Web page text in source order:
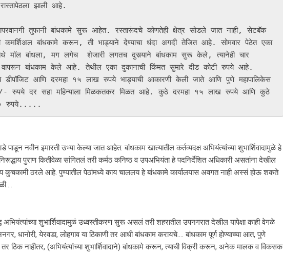
झाली आहे.
तुफानी बांधकामे सुरू आहेत. रस्तारूंदचे कोणतेही क्षेत्र सोडले जात नाही, सेटबॅक
कमर्शिअल बांधकामे करून, ती भाड्याने देण्याचा धंदा अगदी तेजित आहे. सोमवार पेठेत एका
मॉल बांधला, मग लगेच  शेजारी लगतच दुसर्‍याने बांधकाम सुरू केले, त्यानेही चार
बांधकाम केले आहे. तेथील एका दुकानाची किंमत सुमारे दीड कोटी रुपये आहे.
आणि दरमहा १५ लाख रुपये भाड्याची आकारणी केली जाते आणि पुणे महापालिकेस
रुपये दर सहा महिन्याला मिळकतकर मिळत आहे. कुठे दरमहा १५ लाख रुपये आणि कुठे
पाडून नवीन इमारती उभ्या केल्या जात आहेत. बांधकाम खात्यातील कर्तव्यदक्ष अभियंत्यांच्या शुभार्शिवादामुळे हे
पुराण कितीवेळा सांगितलं तरी कर्मठ कनिष्ठ व उपअभियंता हे पदनिर्देशित अधिकारी असतांना देखील
कुचकामी ठरले आहे. पुण्यातील पेठांमध्ये काय चाललय हे बांधकामे कार्यालयास अवगत नाही अस्सं होऊ शकते
अभियंत्यांच्या शुभार्शिवादामुळं उध्वस्तीकरण सुरू असलं तरी शहरातील उपनगरात देखील यापेक्षा काही वेगळे
धानोरी, येरवडा, लोहगाव या ठिकाणी तर आधी बांधकाम करायचे…. बांधकाम पूर्ण होण्याच्या आत, पुणे
तर ठिक नाहीतर, (अभियंत्यांच्या शुभार्शिवादाने) बांधकामे करून, त्याची विक्री करून, अनेक मालक व विकसक